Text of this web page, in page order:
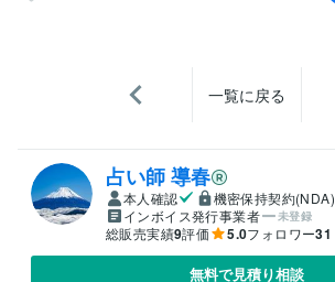
一覧に戻る
占い師 導春
本人確認
機密保持契約(NDA)
インボイス発行事業者
未登録
総販売実績9評価 5.0フォロワー31
無料で見積り相談